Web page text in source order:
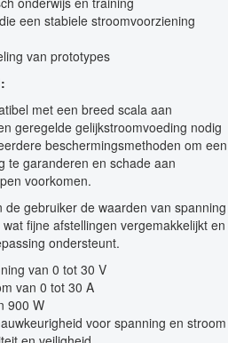
een stabiele stroomvoorziening
van prototypes
met een breed scala aan
geregelde gelijkstroomvoeding nodig
beschermingsmethoden om een
te garanderen en schade aan
voorkomen.
de gebruiker de waarden van spanning
fijne afstellingen vergemakkelijkt en
ondersteunt.
van 0 tot 30 V
van 0 tot 30 A
900 W
voor spanning en stroom